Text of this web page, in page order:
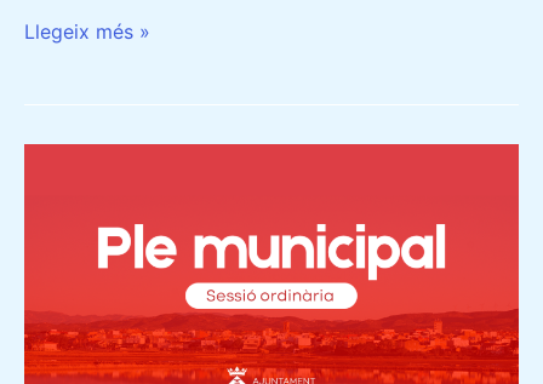
Llegeix més »
CRÒNICA
PLE
EXTRAORDINARI